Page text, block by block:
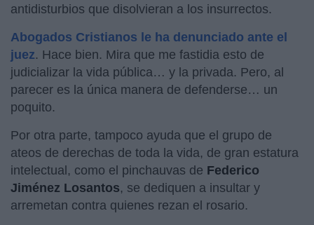
antidisturbios que disolvieran a los insurrectos.
Abogados Cristianos le ha denunciado ante el
juez. Hace bien. Mira que me fastidia esto de
judicializar la vida pública… y la privada. Pero, al
parecer es la única manera de defenderse… un
poquito.
Por otra parte, tampoco ayuda que el grupo de
ateos de derechas de toda la vida, de gran estatura
intelectual, como el pinchauvas de Federico
Jiménez Losantos, se dediquen a insultar y
arremetan contra quienes rezan el rosario.